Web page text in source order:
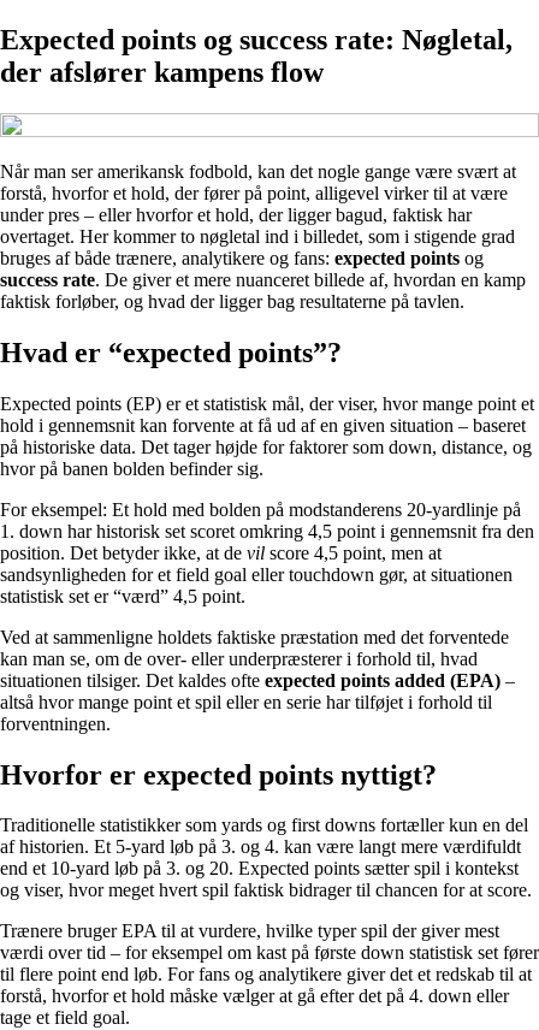
Expected points og success rate: Nøgletal,
der afslører kampens flow
Når man ser amerikansk fodbold, kan det nogle gange være svært at
forstå, hvorfor et hold, der fører på point, alligevel virker til at være
under pres – eller hvorfor et hold, der ligger bagud, faktisk har
overtaget. Her kommer to nøgletal ind i billedet, som i stigende grad
bruges af både trænere, analytikere og fans: expected points og
success rate. De giver et mere nuanceret billede af, hvordan en kamp
faktisk forløber, og hvad der ligger bag resultaterne på tavlen.
Hvad er “expected points”?
Expected points (EP) er et statistisk mål, der viser, hvor mange point et
hold i gennemsnit kan forvente at få ud af en given situation – baseret
på historiske data. Det tager højde for faktorer som down, distance, og
hvor på banen bolden befinder sig.
For eksempel: Et hold med bolden på modstanderens 20-yardlinje på
1. down har historisk set scoret omkring 4,5 point i gennemsnit fra den
position. Det betyder ikke, at de vil score 4,5 point, men at
sandsynligheden for et field goal eller touchdown gør, at situationen
statistisk set er “værd” 4,5 point.
Ved at sammenligne holdets faktiske præstation med det forventede
kan man se, om de over- eller underpræsterer i forhold til, hvad
situationen tilsiger. Det kaldes ofte expected points added (EPA) –
altså hvor mange point et spil eller en serie har tilføjet i forhold til
forventningen.
Hvorfor er expected points nyttigt?
Traditionelle statistikker som yards og first downs fortæller kun en del
af historien. Et 5-yard løb på 3. og 4. kan være langt mere værdifuldt
end et 10-yard løb på 3. og 20. Expected points sætter spil i kontekst
og viser, hvor meget hvert spil faktisk bidrager til chancen for at score.
Trænere bruger EPA til at vurdere, hvilke typer spil der giver mest
værdi over tid – for eksempel om kast på første down statistisk set fører
til flere point end løb. For fans og analytikere giver det et redskab til at
forstå, hvorfor et hold måske vælger at gå efter det på 4. down eller
tage et field goal.